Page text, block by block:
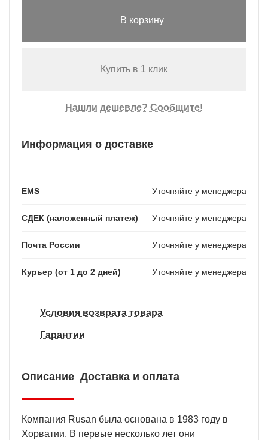
В корзину
Купить в 1 клик
Нашли дешевле? Сообщите!
Информация о доставке
EMS Уточняйте у менеджера
СДЕК (наложенный платеж) Уточняйте у менеджера
Почта России Уточняйте у менеджера
Курьер (от 1 до 2 дней) Уточняйте у менеджера
Условия возврата товара
Гарантии
Описание Доставка и оплата
Компания Rusan была основана в 1983 году в
Хорватии. В первые несколько лет они